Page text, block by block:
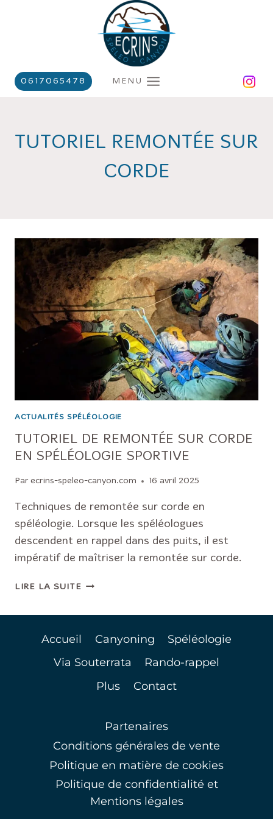
0617065478 MENU
TUTORIEL REMONTÉE SUR
CORDE
ACTUALITÉS SPÉLÉOLOGIE
TUTORIEL DE REMONTÉE SUR CORDE
EN SPÉLÉOLOGIE SPORTIVE
Par ecrins-speleo-canyon.com 16 avril 2025
Techniques de remontée sur corde en
spéléologie. Lorsque les spéléologues
descendent en rappel dans des puits, il est
impératif de maîtriser la remontée sur corde.
LIRE LA SUITETUTORIEL
REMONTÉE
CORDE
SPÉLÉOLOGIE
SPORTIVE
Accueil Canyoning
Spéléologie
Via Souterrata
Rando-rappel
Plus
Contact
Partenaires
Conditions générales de vente
Politique en matière de cookies
Politique de confidentialité et
Mentions légales